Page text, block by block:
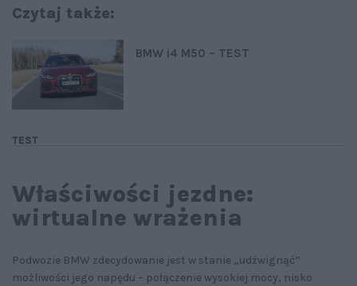
Czytaj także:
TEST
BMW i4 M50 – TEST
Właściwości jezdne:
wirtualne wrażenia
Podwozie BMW zdecydowanie jest w stanie „udźwignąć”
możliwości jego napędu – połączenie wysokiej mocy, nisko